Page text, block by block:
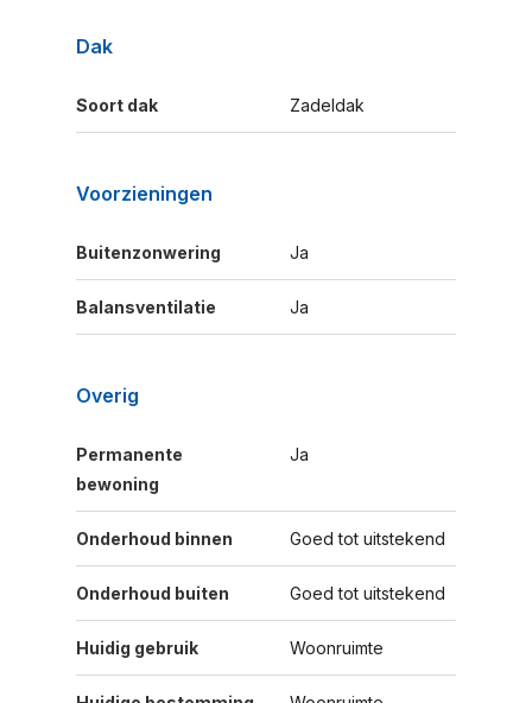
Dak
Soort dak Zadeldak
Voorzieningen
Buitenzonwering Ja
Balansventilatie Ja
Overig
Permanente
bewoning
Ja
Onderhoud binnen Goed tot uitstekend
Onderhoud buiten Goed tot uitstekend
Huidig gebruik Woonruimte